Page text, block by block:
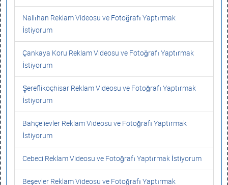
Nallıhan Reklam Videosu ve Fotoğrafı Yaptırmak
İstiyorum
Çankaya Koru Reklam Videosu ve Fotoğrafı Yaptırmak
İstiyorum
Şereflikoçhisar Reklam Videosu ve Fotoğrafı Yaptırmak
İstiyorum
Bahçelievler Reklam Videosu ve Fotoğrafı Yaptırmak
İstiyorum
Cebeci Reklam Videosu ve Fotoğrafı Yaptırmak İstiyorum
Beşevler Reklam Videosu ve Fotoğrafı Yaptırmak